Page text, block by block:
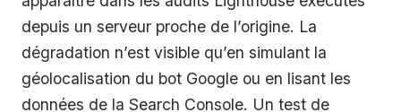
depuis un serveur proche de l’origine. La
dégradation n’est visible qu’en simulant la
géolocalisation du bot Google ou en lisant les
données de la Search Console. Un test de